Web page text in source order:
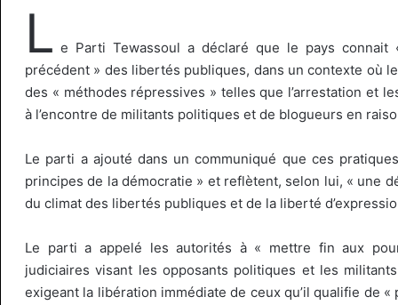
L e Parti Tewassoul a déclaré que le pays connait
précédent » des libertés publiques, dans un contexte où
des « méthodes répressives » telles que l’arrestation et
à l’encontre de militants politiques et de blogueurs en
Le parti a ajouté dans un communiqué que ces
principes de la démocratie » et reflètent, selon lui, « une
du climat des libertés publiques et de la liberté
Le parti a appelé les autorités à « mettre fin aux
judiciaires visant les opposants politiques et les
exigeant la libération immédiate de ceux qu’il qualifie de «